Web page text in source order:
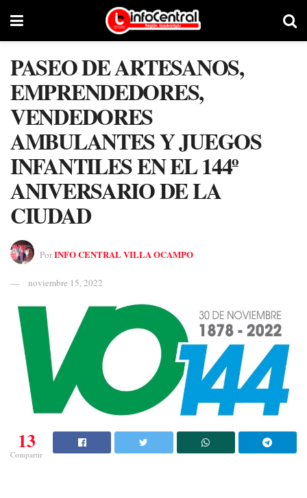
PASEO DE ARTESANOS,
EMPRENDEDORES,
VENDEDORES
AMBULANTES Y JUEGOS
INFANTILES EN EL 144º
ANIVERSARIO DE LA
CIUDAD
PorINFO CENTRAL VILLA OCAMPO
noviembre 15, 2022
13
Compartir